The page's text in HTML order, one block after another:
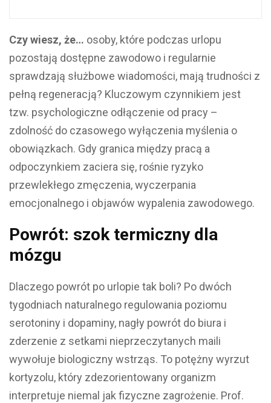
Czy wiesz, że… osoby, które podczas urlopu
pozostają dostępne zawodowo i regularnie
sprawdzają służbowe wiadomości, mają trudności z
pełną regeneracją? Kluczowym czynnikiem jest
tzw. psychologiczne odłączenie od pracy –
zdolność do czasowego wyłączenia myślenia o
obowiązkach. Gdy granica między pracą a
odpoczynkiem zaciera się, rośnie ryzyko
przewlekłego zmęczenia, wyczerpania
emocjonalnego i objawów wypalenia zawodowego.
Powrót: szok termiczny dla
mózgu
Dlaczego powrót po urlopie tak boli? Po dwóch
tygodniach naturalnego regulowania poziomu
serotoniny i dopaminy, nagły powrót do biura i
zderzenie z setkami nieprzeczytanych maili
wywołuje biologiczny wstrząs. To potężny wyrzut
kortyzolu, który zdezorientowany organizm
interpretuje niemal jak fizyczne zagrożenie. Prof.